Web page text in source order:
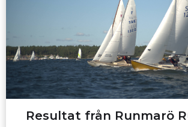
Resultat från Runmarö